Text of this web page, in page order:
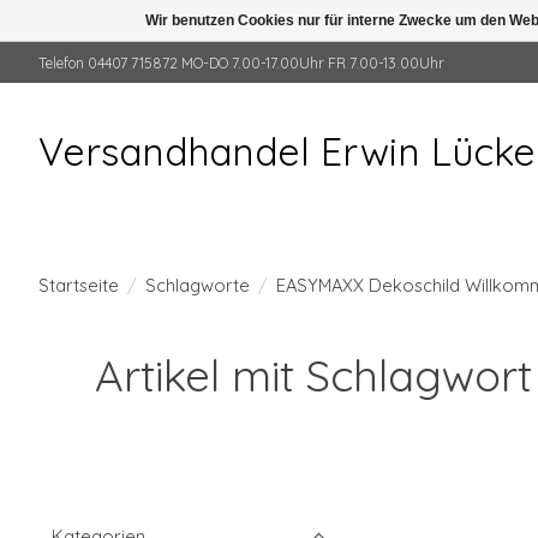
Telefon 04407 715872 MO-DO 7.00-17.00Uhr FR 7.00-13.00Uhr
Versandhandel Erwin
Startseite / Schlagworte / EASYMAXX Dekoschild
Artikel mit
Wir benutzen Cookies nur für interne Zwecke um den